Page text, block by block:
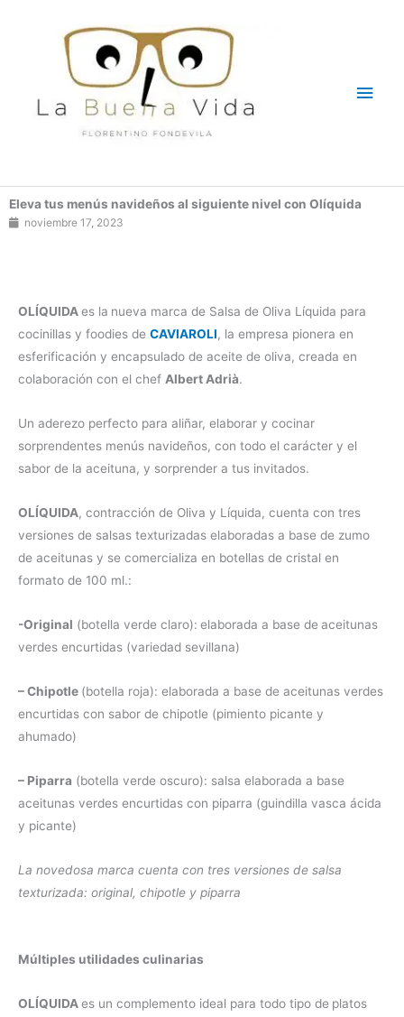
Eleva tus menús navideños al siguiente nivel con Olíquida
noviembre 17, 2023
OLÍQUIDAes la nueva marca de Salsa de Oliva Líquida para
cocinillas y foodies de CAVIAROLI, la empresa pionera en
esferificación y encapsulado de aceite de oliva, creada en
colaboración con el chef Albert Adrià.
Un aderezo perfecto para aliñar, elaborar y cocinar
sorprendentes menús navideños, con todo el carácter y el
sabor de la aceituna, y sorprender a tus invitados.
OLÍQUIDA, contracción de Oliva y Líquida, cuenta con tres
versiones de salsas texturizadas elaboradas a base de zumo
de aceitunas y se comercializa en botellas de cristal en
formato de 100 ml.:
-Original (botella verde claro): elaborada a base de aceitunas
verdes encurtidas (variedad sevillana)
– Chipotle (botella roja): elaborada a base de aceitunas verdes
encurtidas con sabor de chipotle (pimiento picante y
ahumado)
– Piparra (botella verde oscuro): salsa elaborada a base
aceitunas verdes encurtidas con piparra (guindilla vasca ácida
y picante)
La novedosa marca cuenta con tres versiones de salsa
texturizada: original, chipotle y piparra
Múltiples utilidades culinarias
OLÍQUIDAes un complemento ideal para todo tipo de platos